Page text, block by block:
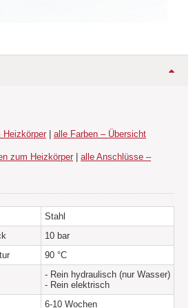
Heizkörper | alle Farben – Übersicht
zum Heizkörper | alle Anschlüsse –
Stahl
10 bar
90 °C
- Rein hydraulisch (nur Wasser)
- Rein elektrisch
6-10 Wochen